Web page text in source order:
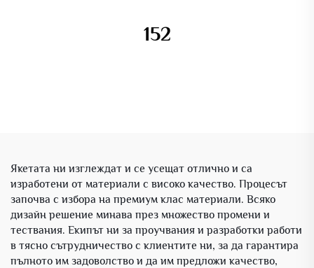
152
Якетата ни изглеждат и се усещат отлично и са
изработени от материали с високо качество. Процесът
започва с избора на премиум клас материали. Всяко
дизайн решение минава през множество промени и
тествания. Екипът ни за проучвания и разработки работи
в тясно сътрудничество с клиентите ни, за да гарантира
пълното им задоволство и да им предложи качество,